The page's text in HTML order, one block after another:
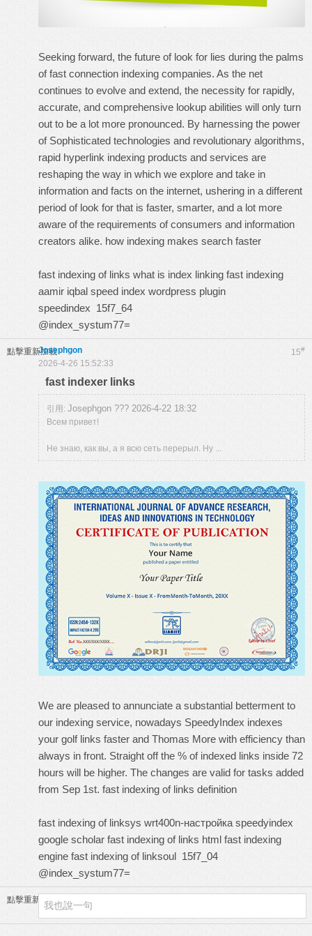
Seeking forward, the future of look for lies during the palms
of fast connection indexing companies. As the net
continues to evolve and extend, the necessity for rapidly,
accurate, and comprehensive lookup abilities will only turn
out to be a lot more pronounced. By harnessing the power
of Sophisticated technologies and revolutionary algorithms,
rapid hyperlink indexing products and services are
reshaping the way in which we explore and take in
information and facts on the internet, ushering in a different
period of look for that is faster, smarter, and a lot more
aware of the requirements of consumers and information
creators alike. how indexing makes search faster
fast indexing of links what is index linking fast indexing
aamir iqbal speed index wordpress plugin
speedindex 15f7_64
@index_systum77=
點擊重新加載 15#
Josephgon
2026-4-26 15:52:33
fast indexer links
引用: Josephgon ??? 2026-4-22 18:32
Всем привет!
Не знаю, как вы, а я всю сеть перерыл. Ну ...
We are pleased to annunciate a substantial betterment to
our indexing service, nowadays SpeedyIndex indexes
your golf links faster and Thomas More with efficiency than
always in front. Straight off the % of indexed links inside 72
hours will be higher. The changes are valid for tasks added
from Sep 1st. fast indexing of links definition
fast indexing of linksys wrt400n-настройка speedyindex
google scholar fast indexing of links html fast indexing
engine fast indexing of linksoul 15f7_04
@index_systum77=
點擊重新加載